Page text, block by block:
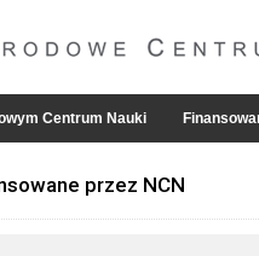
Centrum Nauki
przez NCN